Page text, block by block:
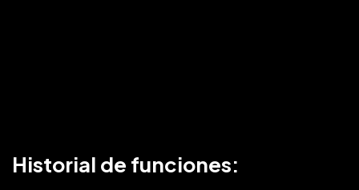
Historial de funciones: